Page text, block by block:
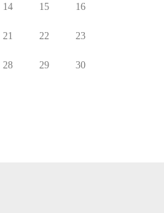
14 15 16
21 22 23
28 29 30